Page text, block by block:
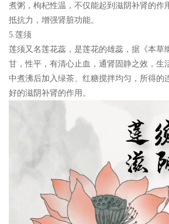
煮粥，枸杞性温，不仅能起到滋阴补肾的作
抵抗力，增强肾脏功能。
5.莲须
莲须又名莲花蕊，是莲花的雄蕊，据《本草
甘，性平，有清心止血，通肾固静之效，生
中煮沸后加入绿茶、红糖搅拌均匀，所得的
好的滋阴补肾的作用。